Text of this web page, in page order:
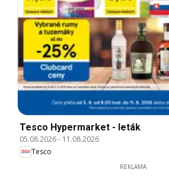
Tesco Hypermarket - leták
05.08.2026- 11.08.2026
Tesco
REKLAMA